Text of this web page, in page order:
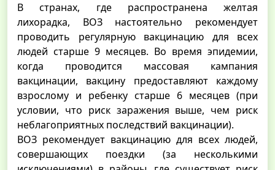
В странах, где распространена желтая
лихорадка, ВОЗ настоятельно рекомендует
проводить регулярную вакцинацию для всех
людей старше 9 месяцев. Во время эпидемии,
когда проводится массовая кампания
вакцинации, вакцину предоставляют каждому
взрослому и ребенку старше 6 месяцев (при
условии, что риск заражения выше, чем риск
неблагоприятных последствий вакцинации).
ВОЗ рекомендует вакцинацию для всех людей,
совершающих поездки (за несколькими